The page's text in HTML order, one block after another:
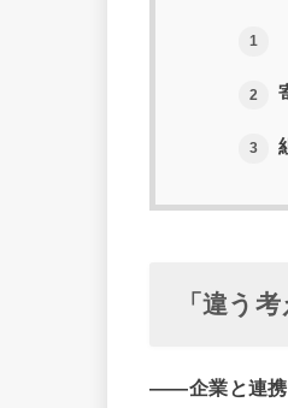
1
2
3
「違う
――企業と連